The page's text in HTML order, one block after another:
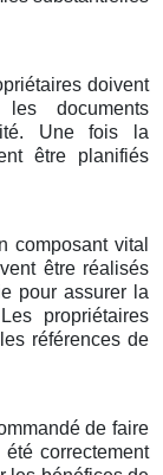
doivent
documents
Une fois la
être planifiés
composant vital
être réalisés
pour assurer la
propriétaires
références de
de faire
correctement